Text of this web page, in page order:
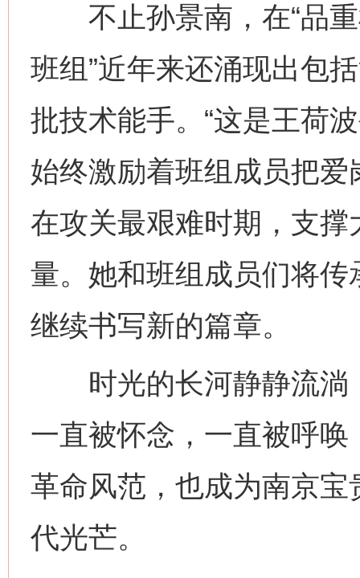
不止孙景南，在“品重
班组”近年来还涌现出包
批技术能手。“这是王荷
始终激励着班组成员把爱
在攻关最艰难时期，支
量。她和班组成员们将传
继续书写新的篇章。
时光的长河静静流淌
一直被怀念，一直被呼唤
革命风范，也成为南京
代光芒。